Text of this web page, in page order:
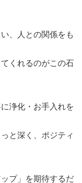
、人との関係をも
くれるのがこの石
浄化・お手入れを
と深く、ポジティ
プ」を期待するだ